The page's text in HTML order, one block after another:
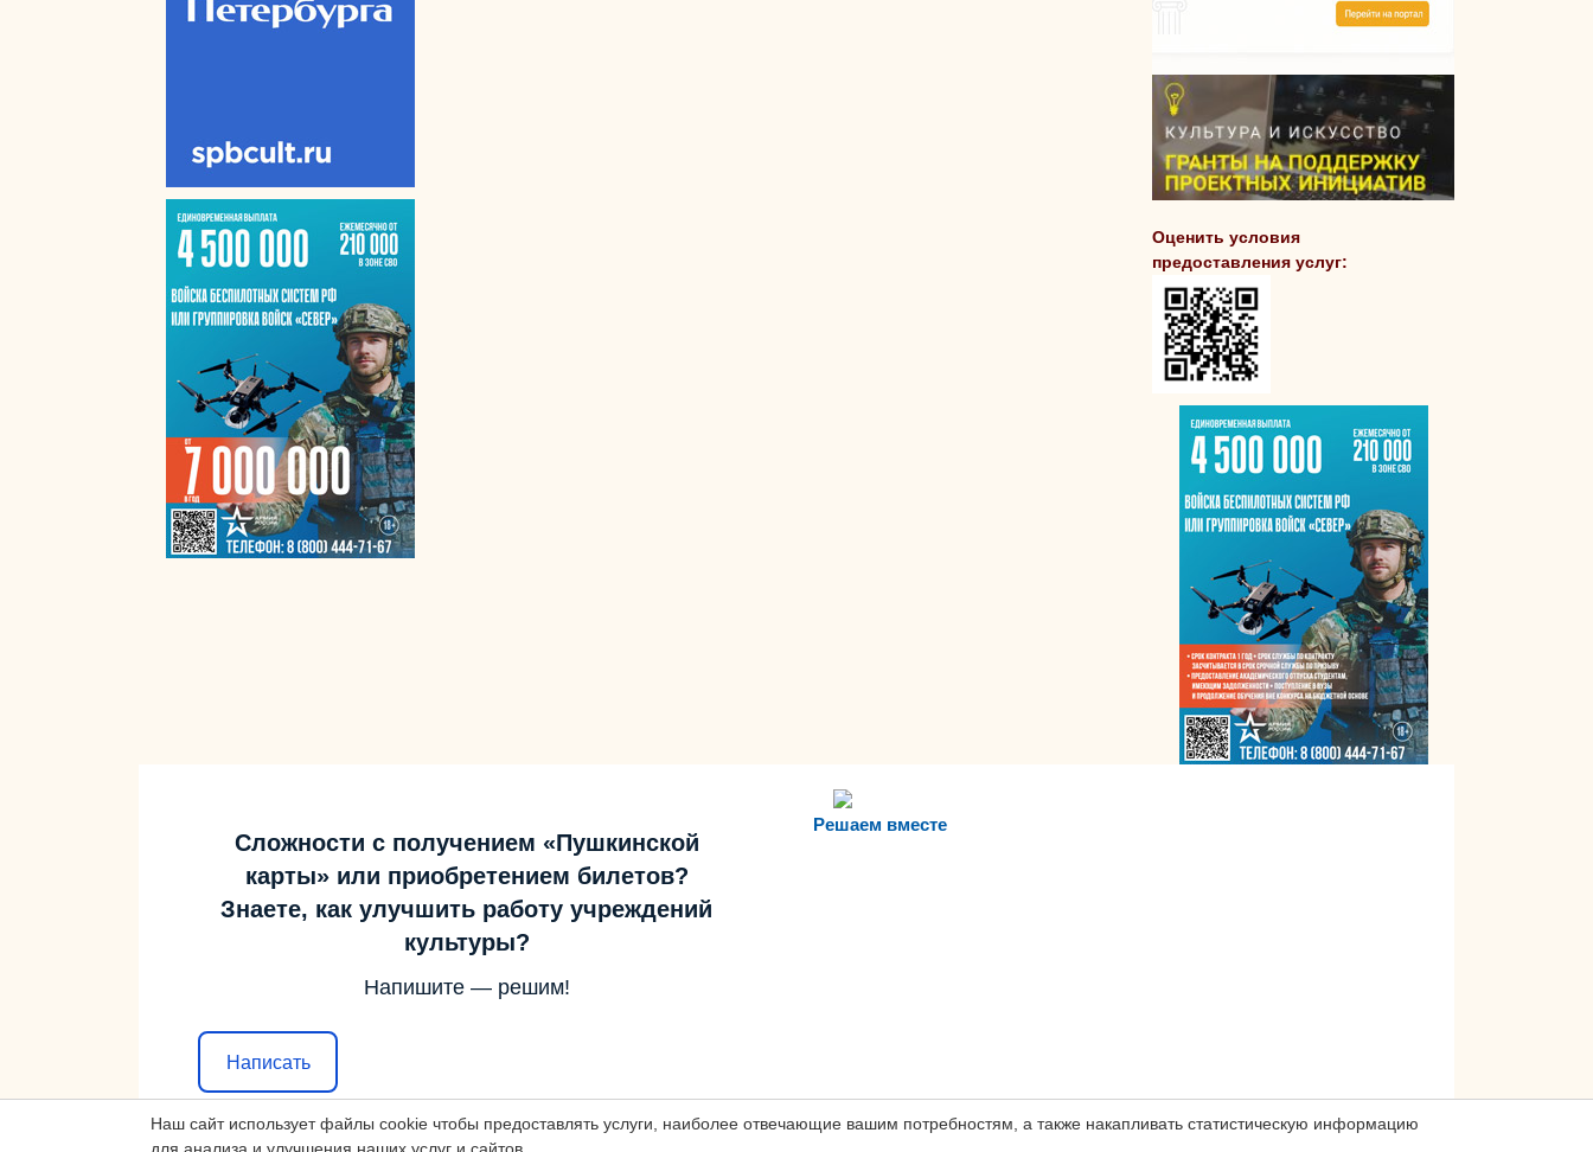
Наш сайт использует файлы cookie чтобы предоставлять услуги, наиболее отвечающие вашим потребностям, а также накапливать статистическую информацию
Оценить условия
предоставления услуг:
Решаем вместе
Сложности с получением «Пушкинской
карты» или приобретением билетов?
Знаете, как улучшить работу учреждений
культуры?
Напишите — решим!
Написать